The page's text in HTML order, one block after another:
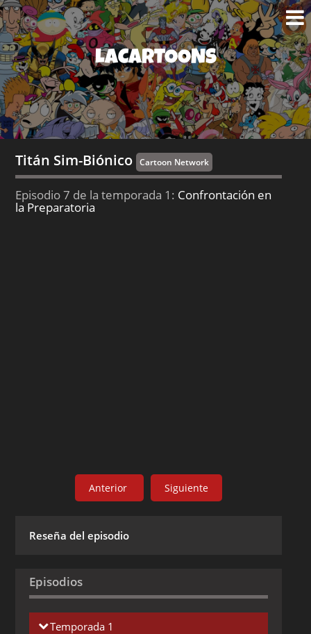
LACARTOONS
Titán Sim-Biónico Cartoon Network
Episodio 7 de la temporada 1: Confrontación en
la Preparatoria
Anterior Siguiente
Reseña del episodio
Episodios
Temporada 1